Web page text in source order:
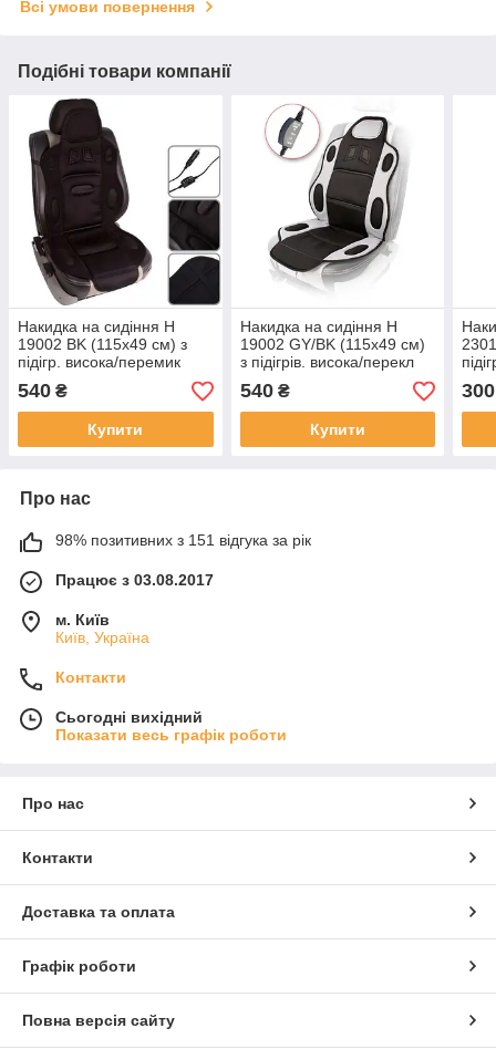
Всі умови повернення
Подібні товари компанії
Накидка на сидіння H
19002 BK (115x49 см) з
підігр. висока/перемик
540 ₴
Купити
Накидка на сидіння H
19002 GY/BK (115x49 см)
з підігрів. висока/перекл
540₴
Купити
300
Про нас
98% позитивних з 151 відгука за рік
Працює з 03.08.2017
м. Київ
Київ, Україна
Контакти
Сьогодні вихідний
Показати весь графік роботи
Про нас
Контакти
Доставка та оплата
Графік роботи
Повна версія сайту